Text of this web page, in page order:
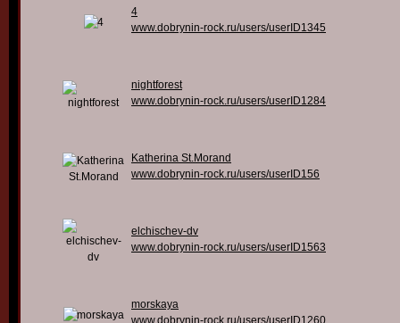
4
www.dobrynin-rock.ru/users/userID1345
nightforest
www.dobrynin-rock.ru/users/userID1284
Katherina St.Morand
www.dobrynin-rock.ru/users/userID156
elchischev-dv
www.dobrynin-rock.ru/users/userID1563
morskaya
www.dobrynin-rock.ru/users/userID1260